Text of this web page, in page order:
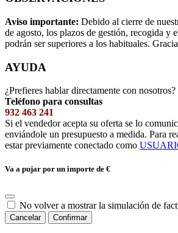
Aviso importante: Debido al cierre de
de agosto, los plazos de gestión, recogida y
podrán ser superiores a los habituales.
AYUDA
¿Prefieres hablar directamente con nosotros?
Teléfono para consultas
932 463 241
Si el vendedor acepta su oferta se lo
enviándole un presupuesto a medida. Para
estar previamente conectado como
Va a pujar por un importe de €
No volver a mostrar la simulación de
Cancelar Confirmar